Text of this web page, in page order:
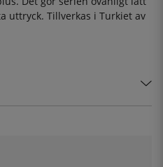
uttryck. Tillverkas i Turkiet av